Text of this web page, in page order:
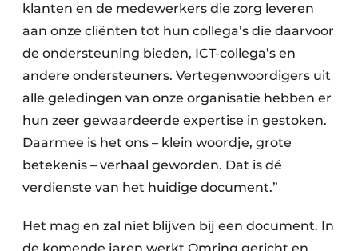
klanten en de medewerkers die zorg leveren
aan onze cliënten tot hun collega’s die daarvoor
de ondersteuning bieden, ICT-collega’s en
andere ondersteuners. Vertegenwoordigers uit
alle geledingen van onze organisatie hebben er
hun zeer gewaardeerde expertise in gestoken.
Daarmee is het ons – klein woordje, grote
betekenis – verhaal geworden. Dat is dé
verdienste van het huidige document.”
Het mag en zal niet blijven bij een document. In